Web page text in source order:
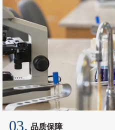
03. 品质保障
怡升升所有产品均已通过欧盟